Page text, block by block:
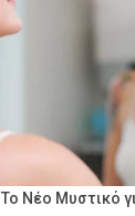
Νέο Μυστικό